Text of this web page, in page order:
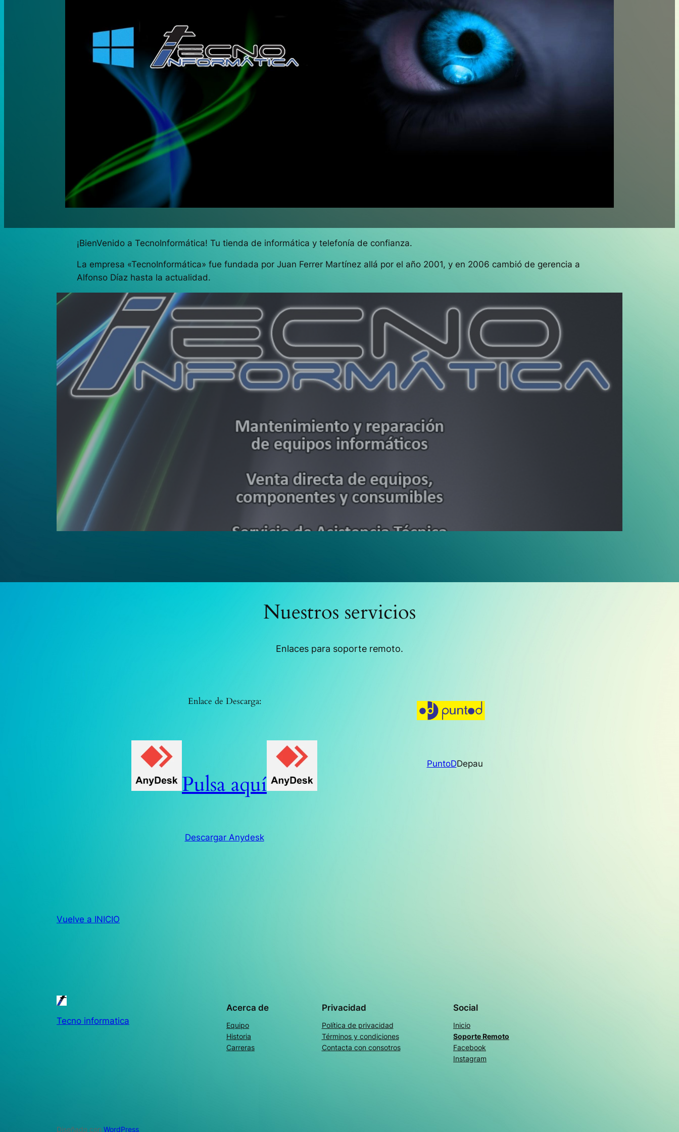
¡BienVenido a TecnoInformática! Tu tienda de informática y telefonía de confianza.
La empresa «TecnoInformática» fue fundada por Juan Ferrer Martínez allá por el año 2001, y en 2006 cambió de gerencia a
Alfonso Díaz hasta la actualidad.
Nuestros servicios
Enlaces para soporte remoto.
Enlace de Descarga:
Pulsa aquí
Descargar Anydesk
PuntoDDepau
Vuelve a INICIO
Tecno informatica
Acerca de
Equipo
Historia
Carreras
Privacidad
Política de privacidad
Términos y condiciones
Contacta con consotros
Social
Inicio
Soporte Remoto
Facebook
Instagram
Diseñado con WordPress